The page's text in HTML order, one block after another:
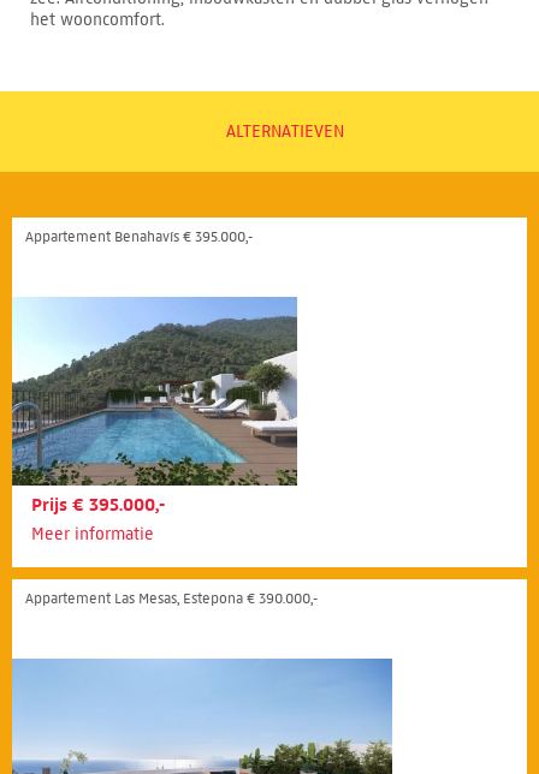
het wooncomfort.
ALTERNATIEVEN
Appartement Benahavís € 395.000,-
Prijs € 395.000,-
Meer informatie
Appartement Las Mesas, Estepona € 390.000,-